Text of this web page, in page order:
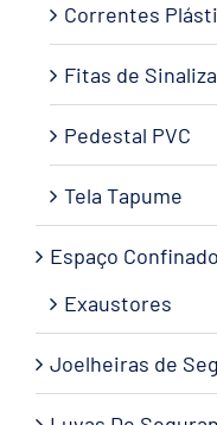
Correntes
Fitas de
Pedestal PVC
Tela Tapume
Espaço Confinado
Exaustores
Joelheiras de